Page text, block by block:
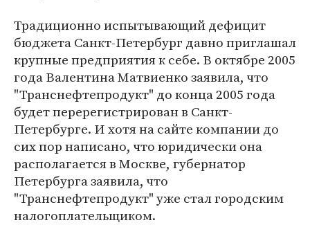
Традиционно испытывающий дефицит
бюджета Санкт-Петербург давно приглашал
крупные предприятия к себе. В октябре 2005
года Валентина Матвиенко заявила, что
"Транснефтепродукт" до конца 2005 года
будет перерегистрирован в Санкт-
Петербурге. И хотя на сайте компании до
сих пор написано, что юридически она
располагается в Москве, губернатор
Петербурга заявила, что
"Транснефтепродукт" уже стал городским
налогоплательщиком.